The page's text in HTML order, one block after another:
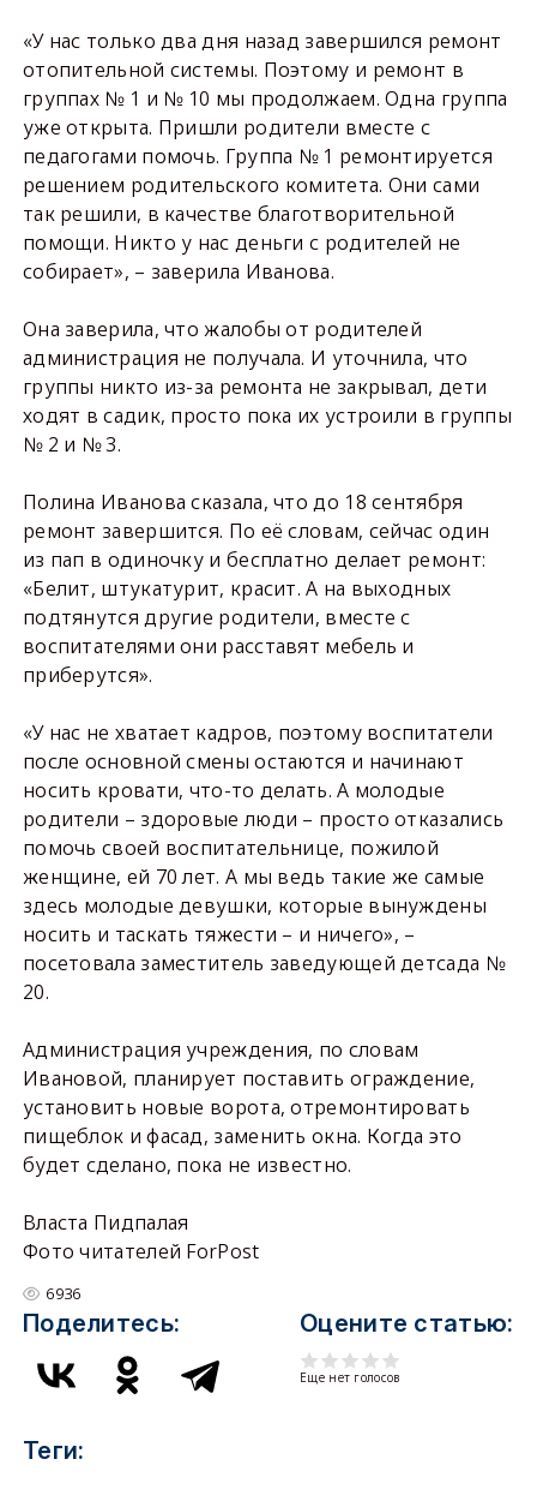
«У нас только два дня назад завершился ремонт
отопительной системы. Поэтому и ремонт в
группах № 1 и № 10 мы продолжаем. Одна группа
уже открыта. Пришли родители вместе с
педагогами помочь. Группа № 1 ремонтируется
решением родительского комитета. Они сами
так решили, в качестве благотворительной
помощи. Никто у нас деньги с родителей не
собирает», – заверила Иванова.
Она заверила, что жалобы от родителей
администрация не получала. И уточнила, что
группы никто из-за ремонта не закрывал, дети
ходят в садик, просто пока их устроили в группы
№ 2 и № 3.
Полина Иванова сказала, что до 18 сентября
ремонт завершится. По её словам, сейчас один
из пап в одиночку и бесплатно делает ремонт:
«Белит, штукатурит, красит. А на выходных
подтянутся другие родители, вместе с
воспитателями они расставят мебель и
приберутся».
«У нас не хватает кадров, поэтому воспитатели
после основной смены остаются и начинают
носить кровати, что-то делать. А молодые
родители – здоровые люди – просто отказались
помочь своей воспитательнице, пожилой
женщине, ей 70 лет. А мы ведь такие же самые
здесь молодые девушки, которые вынуждены
носить и таскать тяжести – и ничего», –
посетовала заместитель заведующей детсада №
20.
Администрация учреждения, по словам
Ивановой, планирует поставить ограждение,
установить новые ворота, отремонтировать
пищеблок и фасад, заменить окна. Когда это
будет сделано, пока не известно.
Власта Пидпалая
Фото читателей ForPost
6936
Поделитесь: Оцените статью:
Еще нет голосов
Теги: